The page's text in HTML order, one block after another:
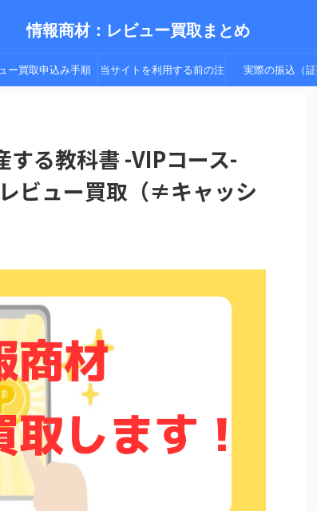
情報商材：レビュー買取まとめ
ー買取申込み手順 当サイトを利用する前の注 実際の振込（証
する教科書 -VIPコース-
ビュー買取（≠キャッシ